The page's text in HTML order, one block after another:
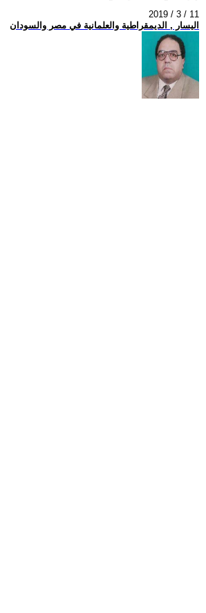
2019 / 3 / 11
اليسار , الديمقراطية والعلمانية في مصر والسودان